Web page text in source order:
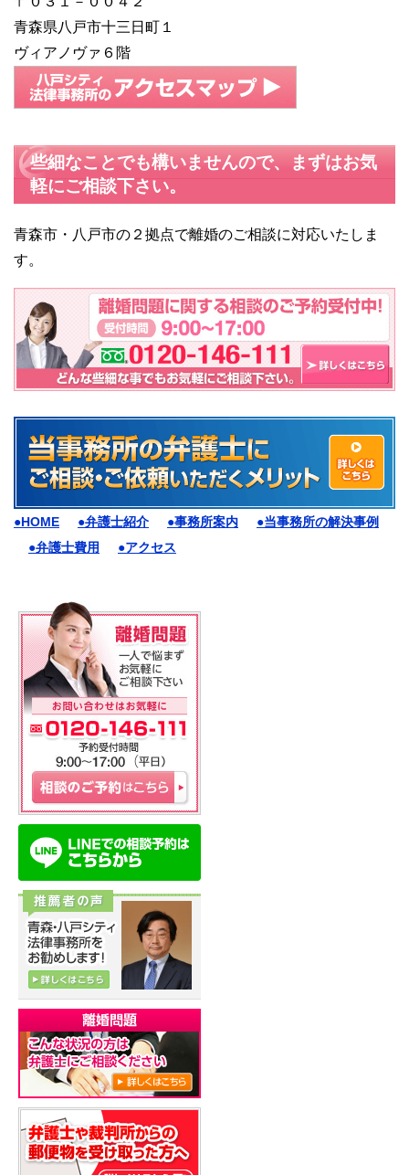
青森県八戸市十三日町１
ヴィアノヴァ６階
些細なことでも構いませんので、まずはお気
軽にご相談下さい。
青森市・八戸市の２拠点で離婚のご相談に対応いたしま
す。
●HOME ●弁護士紹介 ●事務所案内
●当事務所の解決事例
●弁護士費用
●アクセス